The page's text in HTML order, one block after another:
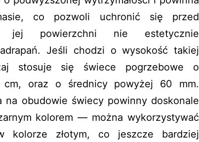
co pozwoli uchronić się przed
jej powierzchni nie estetycznie
Jeśli chodzi o wysokość takiej
stosuje się świece pogrzebowe o
cm, oraz o średnicy powyżej 60 mm.
na obudowie świecy powinny doskonale
kolorem — można wykorzystywać
kolorze złotym, co jeszcze bardziej